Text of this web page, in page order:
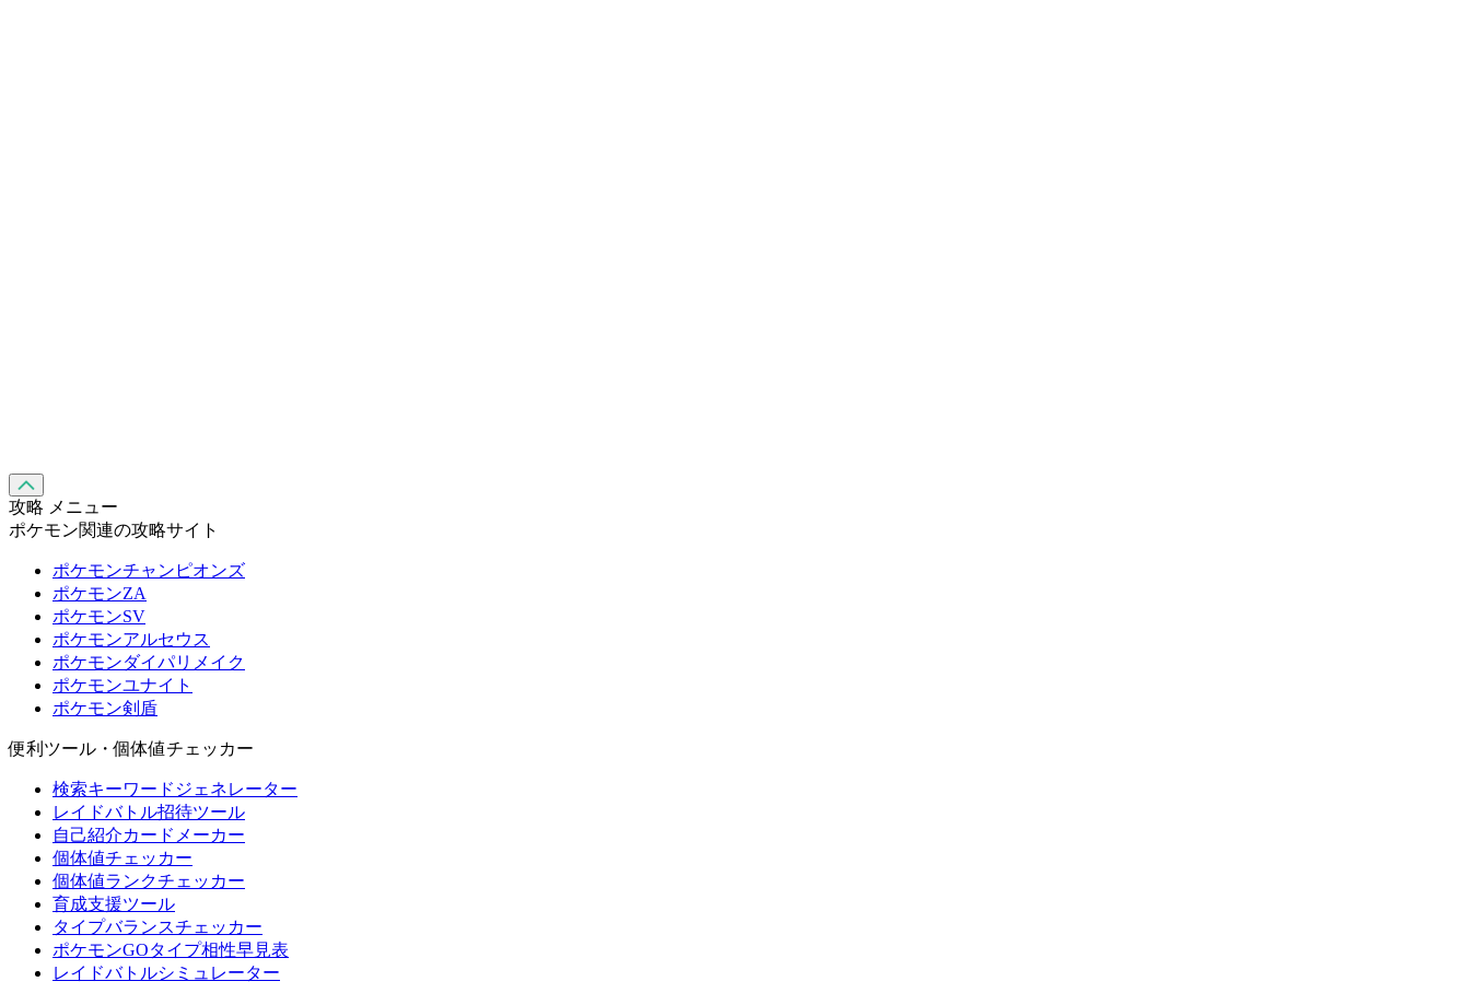
攻略 メニュー
ポケモン関連の攻略サイト
ポケモンチャンピオンズ
ポケモンZA
ポケモンSV
ポケモンアルセウス
ポケモンダイパリメイク
ポケモンユナイト
ポケモン剣盾
便利ツール・個体値チェッカー
検索キーワードジェネレーター
レイドバトル招待ツール
自己紹介カードメーカー
個体値チェッカー
個体値ランクチェッカー
育成支援ツール
タイプバランスチェッカー
ポケモンGOタイプ相性早見表
レイドバトルシミュレーター